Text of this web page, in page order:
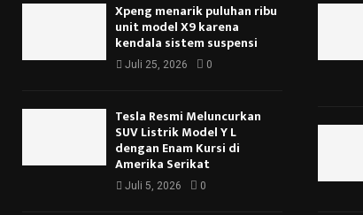
Xpeng menarik puluhan ribu
unit model X9 karena
kendala sistem suspensi
Juli 25, 2026 0
Tesla Resmi Meluncurkan
SUV Listrik Model Y L
dengan Enam Kursi di
Amerika Serikat
Juli 5, 2026 0